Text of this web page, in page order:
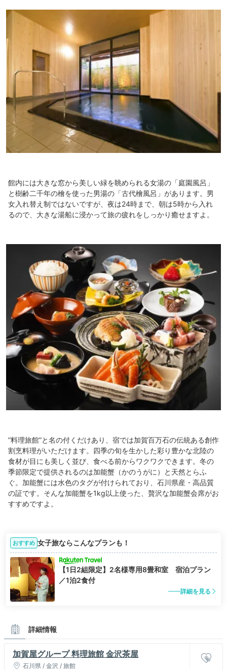
館内には大きな窓から美しい緑を眺められる女湯の「庭園風呂」
と樹齢二千年の檜を使った男湯の「古代檜風呂」があります。男
女入れ替え制ではないですが、夜は24時まで、朝は5時から入れ
るので、大きな湯船に浸かって旅の疲れをしっかり癒せますよ。
”料理旅館”と名の付くだけあり、宿では加賀百万石の伝統ある創作
割烹料理がいただけます。四季の旬を生かした彩り豊かな北陸の
食材が目にも美しく並び、食べる前からワクワクできます。冬の
季節限定で提供されるのは加能蟹（かのうがに）と天然とらふ
ぐ。加能蟹には水色のタグが付けられており、石川県産・高品質
の証です。そんな加能蟹を1kg以上使った、贅沢な加能蟹会席がお
すすめですよ。
おすすめ 女子旅ならこんなプランも！
【1日2組限定】2名様専用8畳和室 宿泊プラン
／1泊2食付
詳細を見る
詳細情報
加賀屋グループ 料理旅館 金沢茶屋
石川県 / 金沢 / 旅館